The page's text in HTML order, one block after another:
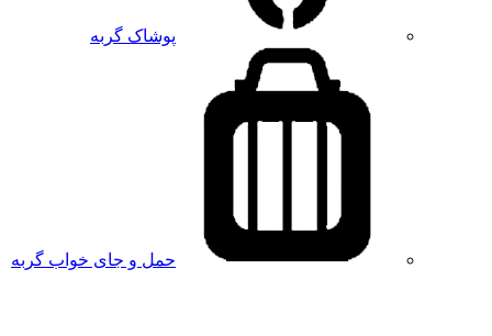
پوشاک گربه
حمل و جای خواب گربه